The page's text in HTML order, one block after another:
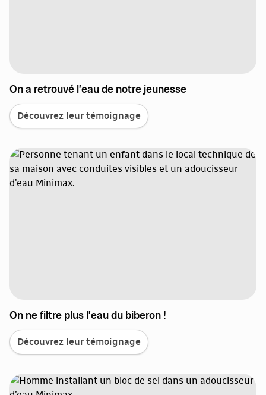
On a retrouvé l’eau de notre jeunesse
Découvrez leur témoignage
On ne filtre plus l’eau du biberon !
Découvrez leur témoignage